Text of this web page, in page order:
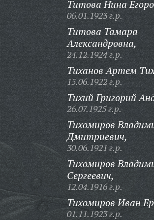
Титова Нина
06.01.1923 г.р.
Титова Тамара
Александровна,
24.12.1924 г.р.
Тиханов Артем
15.06.1922 г.р.
Тихий Григорий
26.07.1925 г.р.
Тихомиров
Дмитриевич,
30.06.1921 г.р.
Тихомиров
Сергеевич,
12.04.1916 г.р.
Тихомиров Иван
01.11.1923 г.р.